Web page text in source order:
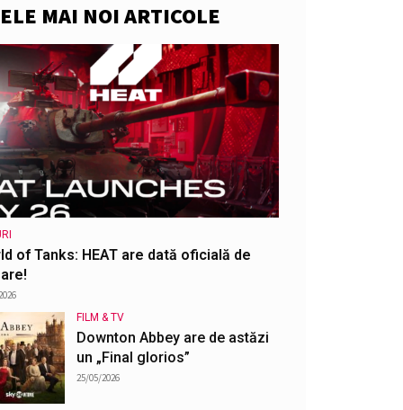
MAI NOI ARTICOLE
of Tanks: HEAT are dată oficială de
FILM & TV
Downton Abbey are de astăzi
un „Final glorios”
25/05/2026